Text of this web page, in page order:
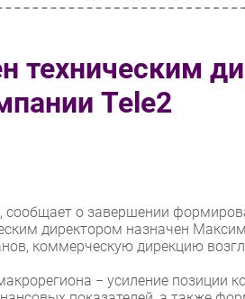
Финансы
Web
CIO/
Гаджеты
техническим
Tele2
сообщает о завершении
директором назначен
коммерческую дирекцию
− усиление позиции